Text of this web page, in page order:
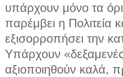
υπάρχουν μόνο τα
παρέμβει η Πολιτεία
εξισορροπήσει την
Υπάρχουν
αξιοποιηθούν καλά,